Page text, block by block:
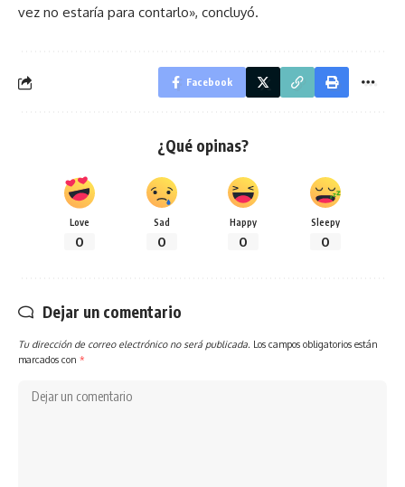
vez no estaría para contarlo», concluyó.
Facebook
¿Qué opinas?
Love
0
Sad
0
Happy
0
Sleepy
0
Dejar un comentario
Tu dirección de correo electrónico no será publicada. Los campos obligatorios están
marcados con *